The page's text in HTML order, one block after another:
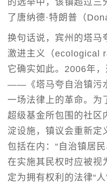
了唐纳德·特朗普（
换句话说，宾州的塔马
激进主义（ecological
它确实如此。2006年
——《塔马夸自治镇污
一场法律上的革命。为
超级基金所包围的社区
淀设施，镇议会重新定
包括在内：“自治镇居
在实施其民权时应被视
定为拥有权利的法律“